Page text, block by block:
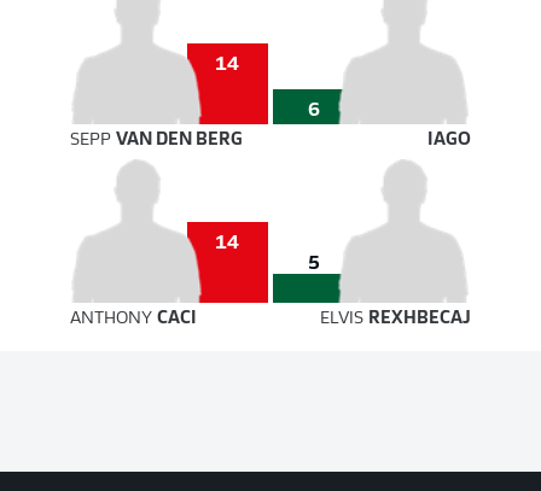
14
6
SEPP VAN DEN BERG IAGO
14
5
ANTHONY CACI ELVIS REXHBECAJ